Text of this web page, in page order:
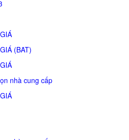
(BAT)
nhà cung cấp